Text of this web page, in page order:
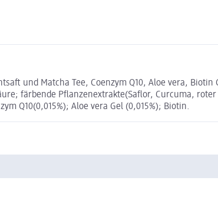
und Matcha Tee, Coenzym Q10, Aloe vera,
färbende Pflanzenextrakte(Saflor, Curcuma,
Q10(0,015%); Aloe vera Gel (0,015%); Biotin.